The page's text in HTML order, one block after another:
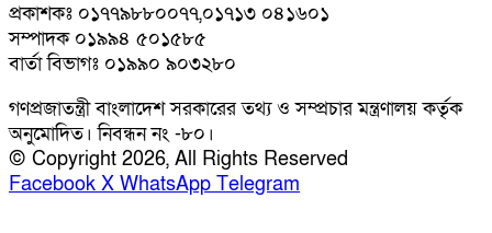
প্রকাশকঃ ০১৭৭৯৮৮০০৭৭,০১৭১৩ ০৪১৬০১
সম্পাদক ০১৯৯৪ ৫০১৫৮৫
বার্তা বিভাগঃ ০১৯৯০ ৯০৩২৮০
গণপ্রজাতন্ত্রী বাংলাদেশ সরকারের তথ্য ও সম্প্রচার মন্ত্রণালয় কর্তৃক
অনুমোদিত। নিবন্ধন নং -৮০।
© Copyright 2026, All Rights Reserved
Facebook X WhatsApp Telegram